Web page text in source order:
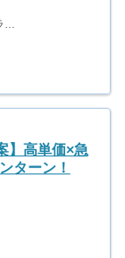
】高単価×急
ターン！